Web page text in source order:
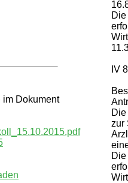
im Dokument
IV
zur